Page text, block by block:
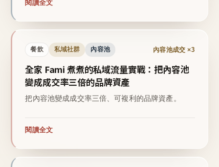
閱讀全文
餐飲 私域社群 內容池 內容池成交 ×3
全家 Fami 煮煮的私域流量實戰：把內容池
變成成交率三倍的品牌資產
把內容池變成成交率三倍、可複利的品牌資產。
閱讀全文